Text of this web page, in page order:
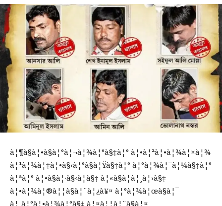
à¦¶à§à¦•à§à¦°à¦¬à¦¾à¦°à§‡à¦° à¦•à¦²à¦•à¦¾à¦¤à¦¾
à¦¹à¦¾à¦‡à¦•à§‹à¦°à§à¦Ÿà§‡à¦° à¦°à¦¾à¦¯à¦¼à§‡à¦°
à¦ªà¦° à¦•à§à¦·à§‹à¦­à§‡ à¦«à§à¦à¦¸à¦›à§‡
à¦•à¦¾à¦®à¦¦à§à¦¨à¦¿à¥¤ à¦°à¦¾à¦œà§à¦¯
à¦¸à¦°à¦•à¦¾à¦°à§‡ à¦¤à¦¦à¦¨à§à¦¤